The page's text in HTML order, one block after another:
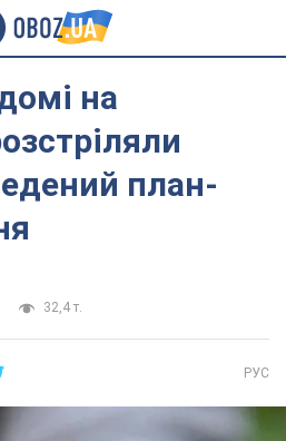
на
план-
32,4 т.
РУС